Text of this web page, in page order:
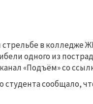
в колледже
одного из
«Подъём» со
студента сообщало,